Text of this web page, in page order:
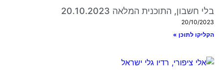
בלי חשבון, התוכנית המלאה 20.10.2023
20/10/2023
הקליקו לתוכן »